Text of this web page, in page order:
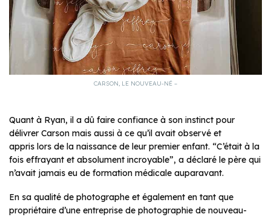
CARSON, LE NOUVEAU-NÉ –
Quant à Ryan, il a dû faire confiance à son instinct pour
délivrer Carson mais aussi à ce qu’il avait observé et
appris lors de la naissance de leur premier enfant. “C’était à la
fois effrayant et absolument incroyable”, a déclaré le père qui
n’avait jamais eu de formation médicale auparavant.
En sa qualité de photographe et également en tant que
propriétaire d’une entreprise de photographie de nouveau-